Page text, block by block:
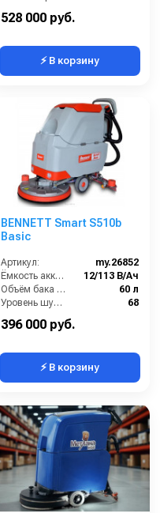
528 000 руб.
⚡ В корзину
BENNETT Smart S510b
Basic
Артикул:
my.26852
Ёмкость аккумуляторов (Ач):
12/113 В/Ач
Объём бака для грязной воды (л):
60 л
Уровень шума (дБ):
68
396 000 руб.
⚡ В корзину